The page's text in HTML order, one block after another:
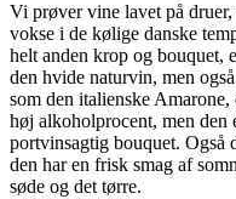
Vi prøver vine lavet på
vokse i de kølige danske
helt anden krop og
den hvide naturvin, men
som den italienske
høj alkoholprocent, men den
portvinsagtig bouquet. Også
den har en frisk smag af
søde og det tørre.